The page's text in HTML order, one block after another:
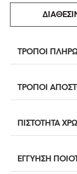
ΤΡΟΠΟΙ
ΤΡΟΠΟΙ
ΠΙΣΤΟΤΗΤΑ
ΕΓΓΥΗΣΗ